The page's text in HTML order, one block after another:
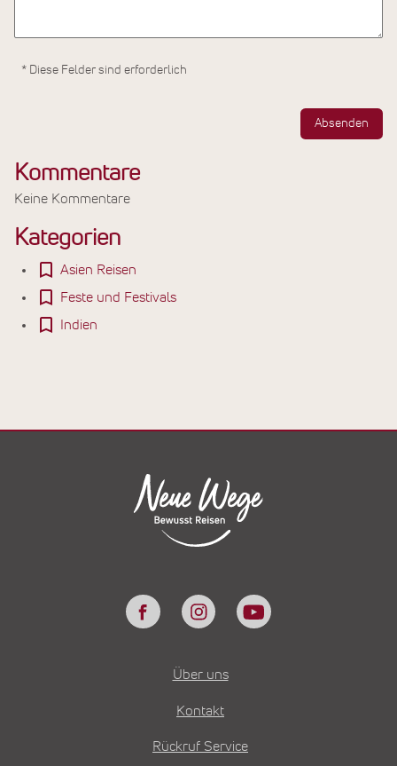
* Diese Felder sind erforderlich
Absenden
Kommentare
Keine Kommentare
Kategorien
Asien Reisen
Feste und Festivals
Indien
Über uns
Kontakt
Rückruf Service